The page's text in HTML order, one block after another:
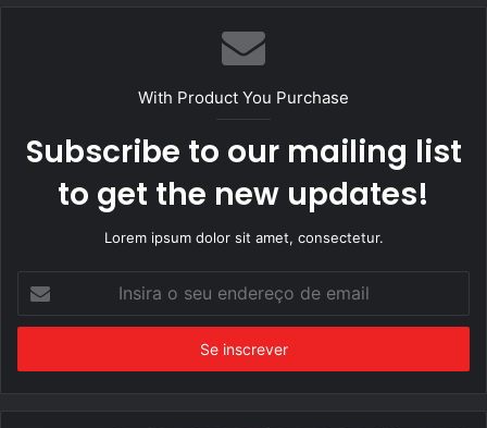
With Product You Purchase
Subscribe to our mailing list
to get the new updates!
Lorem ipsum dolor sit amet, consectetur.
seu
de